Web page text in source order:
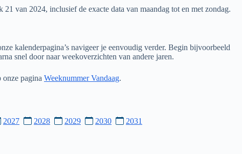
van 2024, inclusief de exacte data van maandag tot en met zondag.
kalenderpagina’s navigeer je eenvoudig verder. Begin bijvoorbeeld
snel door naar weekoverzichten van andere jaren.
pagina Weeknummer Vandaag.
2027 2028 2029 2030 2031